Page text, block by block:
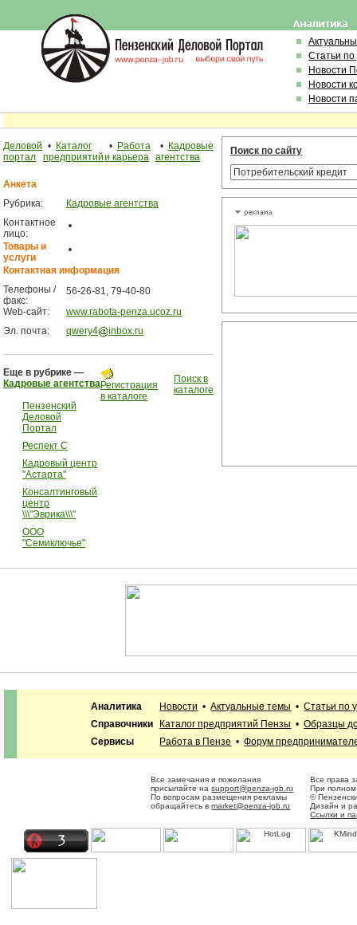
Статьи
Новости
Новости
Новости
Деловой
портал
• Каталог
предприятий
• Работа
и карьера
• Кадровые
агентства
Анкета
Рубрика:
Кадровые агентства
Контактное
лицо:
Товары и
услуги
Контактная информация
Телефоны /
факс:
56-26-81, 79-40-80
Web-сайт:
www.rabota-penza.ucoz.ru
Эл. почта:
qwery4 inbox.ru
Еще в рубрике —
Кадровые агентства
Пензенский
Деловой
Портал
Респект С
Кадровый центр
"Астарта"
Консалтинговый
центр
\\\"Эврика\\\"
ООО
"Семиключье"
Регистрация
в каталоге
Поиск в
каталоге
Поиск по сайту
Аналитика Новости •Актуальные темы •Статьи по
Справочники
Каталог предприятий Пензы •Образцы
Сервисы
Работа в Пензе •Форум
Все замечания и пожелания
присылайте наsupport@penza-job.ru
По вопросам размещения рекламы
обращайтесь вmarket@penza-job.ru
Все права
При полном
©
Дизайн и
Ссылки и